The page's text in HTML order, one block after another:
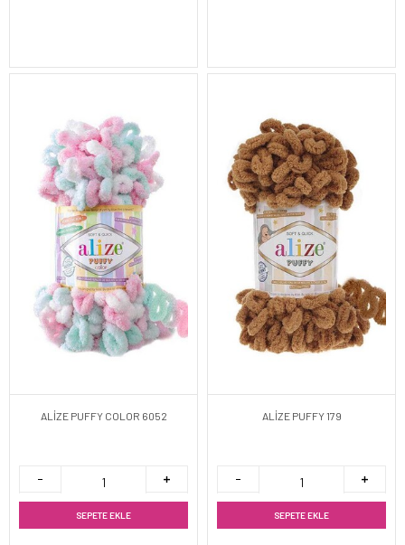
ALİZE PUFFY COLOR 6052
SEPETE EKLE
ALİZE PUFFY 179
SEPETE EKLE